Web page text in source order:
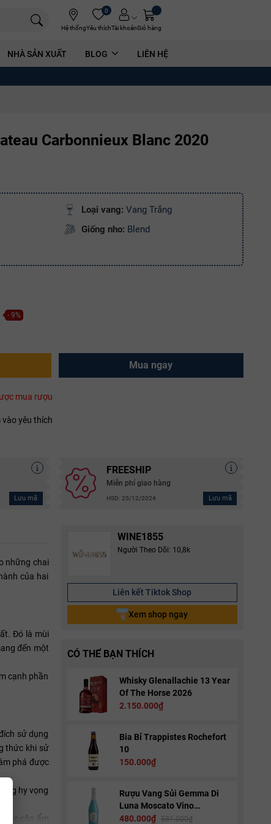
Hệ thống
0
Yêu thíchTài khoảnGiỏ hàng
NHÀ SẢN XUẤT BLOG LIÊN HỆ
Carbonnieux Blanc 2020
Loại vang: Vang Trắng
Giống nho: Blend
- 9%
Mua ngay
mua rượu
vào yêu thích
Lưu mã
FREESHIP
Miễn phí giao hàng
HSD: 25/12/2024 Lưu mã
WINE1855
Người Theo Dõi: 10,8k
Liên kết Tiktok Shop
Xem shop ngay
CÓ THỂ BẠN THÍCH
Whisky Glenallachie 13 Year
Of The Horse 2026
2.150.000₫
Bia Bỉ Trappistes Rochefort
10
150.000₫
Rượu Vang Sủi Gemma Di
Luna Moscato Vino
Spumante
480.000₫ 581.000₫
những chai
của hai
Đó là mùi
đến một
cạnh phần
sử dụng
thức khi sử
phá được
hy vọng
các cặp ẩm